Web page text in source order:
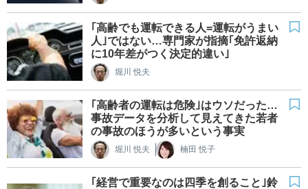
｢高齢でも運転できる人=運転がうまい
人｣ではない…専門家が指摘｢免許返納
に10年差がつく決定的違い｣
堀川 悦夫
｢高齢者の運転は危険｣はウソだった…
事故データを分析して見えてきた若者
の事故のほうが多いという事実
堀川 悦夫 楠田 悦子
｢経営で重要なのは四季を創ること｣鈴